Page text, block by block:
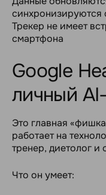
Трекер не имеет
смартфона
Google
личный
Это главная
работает на
тренер, диетолог
Что он умеет: